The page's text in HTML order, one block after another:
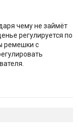
чему не займёт
регулируется по
ремешки с